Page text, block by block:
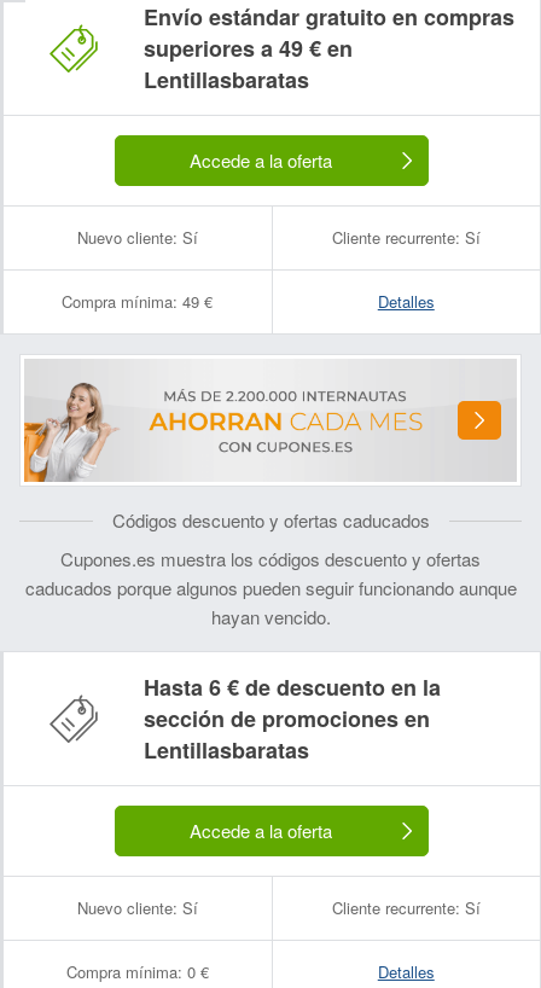
Envío estándar gratuito en compras
superiores a 49 € en
Lentillasbaratas
Accede a la oferta
Nuevo cliente: Sí Cliente recurrente: Sí
Compra mínima: 49 € Detalles
Códigos descuento y ofertas caducados
Cupones.es muestra los códigos descuento y ofertas
caducados porque algunos pueden seguir funcionando aunque
hayan vencido.
Hasta 6 € de descuento en la
sección de promociones en
Lentillasbaratas
Accede a la oferta
Nuevo cliente: Sí Cliente recurrente: Sí
Compra mínima: 0 € Detalles